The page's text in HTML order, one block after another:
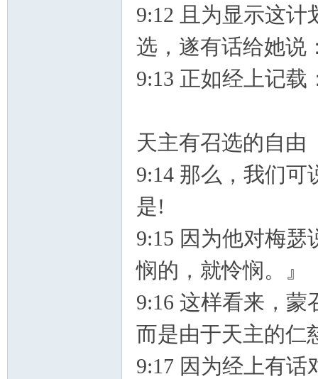
9:12 且为显示这
选，遂有话给她说
9:13 正如经上记
天主有召选的自
9:14 那么，我们
是!
9:15 因为他对梅
悯的，就怜悯。』
9:16 这样看来，
而是由于天主的仁
9:17 因为经上有